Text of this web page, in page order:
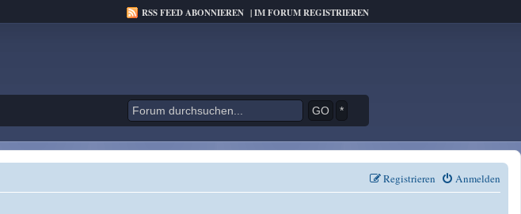
RSS FEED ABONNIEREN |IM FORUM REGISTRIEREN
*
Anmelden
Registrieren